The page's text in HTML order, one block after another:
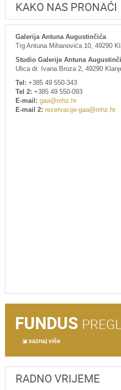
KAKO NAS PRONAĆI
Galerija Antuna Augustinčića
Trg Antuna Mihanovića 10, 49290
Studio Galerije Antuna
Ulica dr. Ivana Broza 2, 49290
Tel: +385 49 550-343
Tel 2: +385 49 550-093
E-mail: gaa@mhz.hr
E-mail 2: rezervacije-gaa@mhz.hr
FUNDUS
saznaj više
RADNO VRIJEME